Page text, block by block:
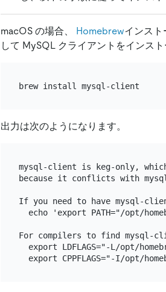
macOS の場合、 Homebrewインス
して MySQL クライアントをインスト
出力は次のようになります。
mysql-client is keg-only,
because it conflicts with
If you need to have mysql-
echo 'export PATH="/opt/
For compilers to find mysql-
export LDFLAGS="-L/opt/